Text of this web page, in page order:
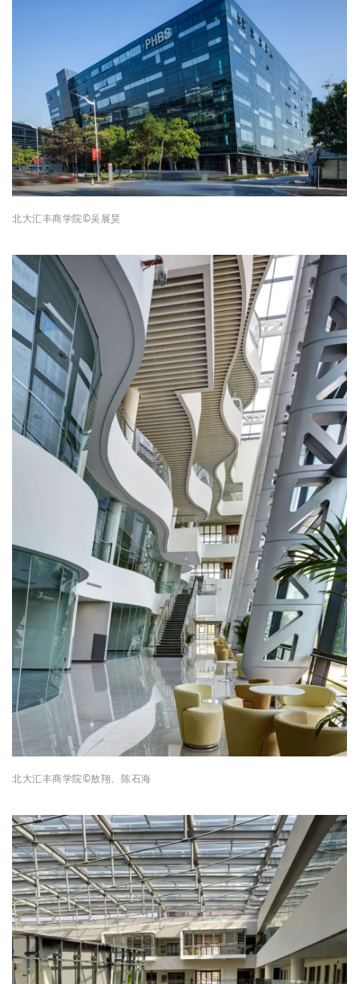
北大汇丰商学院©吴展昊
北大汇丰商学院©敖翔、陈石海